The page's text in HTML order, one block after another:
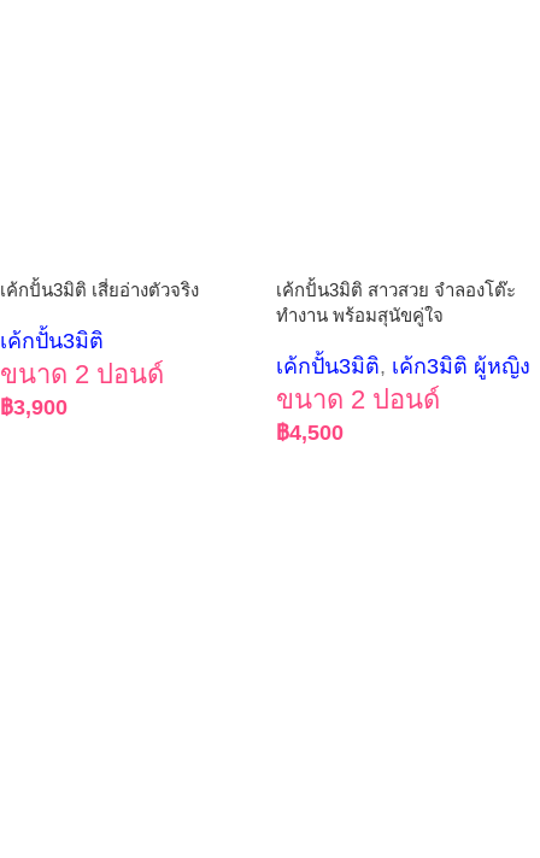
เค้กปั้น3มิติ เสี่ยอ่างตัวจริง
เค้กปั้น3มิติ
ขนาด 2 ปอนด์
฿3,900
เค้กปั้น3มิติ สาวสวย จำลองโต๊ะ
ทำงาน พร้อมสุนัขคู่ใจ
เค้กปั้น3มิติ, เค้ก3มิติ ผู้หญิง
ขนาด 2 ปอนด์
฿4,500